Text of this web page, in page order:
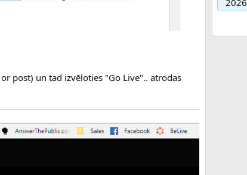
post) un tad izvēloties "Go Live".. atrodas